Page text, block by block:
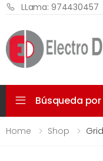
LLama: 974430457
Búsqueda
Home Shop